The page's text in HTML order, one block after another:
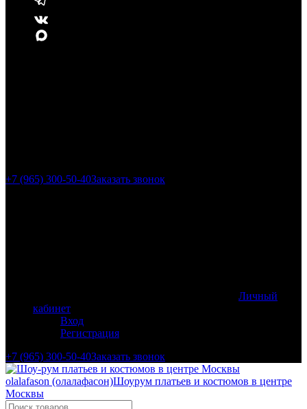
+7 (965) 300-50-40Заказать звонок
Личный
кабинет
Вход
Регистрация
+7 (965) 300-50-40Заказать звонок
olalafason (олалафасон)Шоурум платьев и костюмов в центре
Москвы